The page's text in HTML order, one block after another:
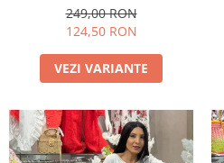
249,00 RON
124,50 RON
VEZI VARIANTE